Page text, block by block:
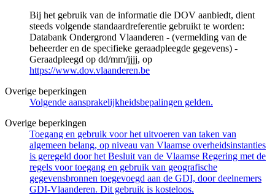
Bij het gebruik van de informatie die DOV aanbiedt, dient
steeds volgende standaardreferentie gebruikt te worden:
Databank Ondergrond Vlaanderen - (vermelding van de
beheerder en de specifieke geraadpleegde gegevens) -
Geraadpleegd op dd/mm/jjjj, op
https://www.dov.vlaanderen.be
Overige beperkingen
Volgende aansprakelijkheidsbepalingen gelden.
Overige beperkingen
Toegang en gebruik voor het uitvoeren van taken van
algemeen belang, op niveau van Vlaamse overheidsinstanties
is geregeld door het Besluit van de Vlaamse Regering met de
regels voor toegang en gebruik van geografische
gegevensbronnen toegevoegd aan de GDI, door deelnemers
GDI-Vlaanderen. Dit gebruik is kosteloos.